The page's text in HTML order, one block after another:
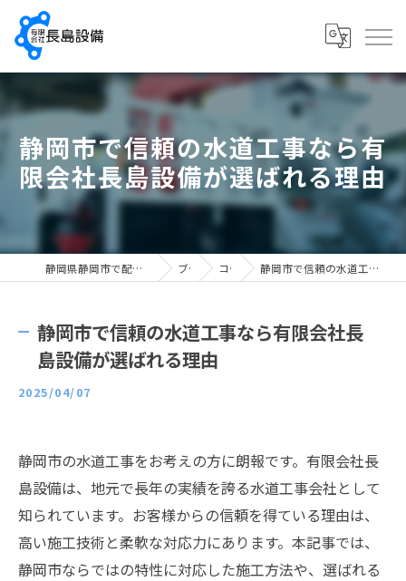
静岡市で信頼の水道工事なら有
限会社長島設備が選ばれる理由
静岡県静岡市で配管工の求人なら有限会社長島設備 ブログ コラム 静岡市で信頼の水道工事なら有限会社長島設備が選ばれる理由
静岡市で信頼の水道工事なら有限会社長
島設備が選ばれる理由
2025/04/07
静岡市の水道工事をお考えの方に朗報です。有限会社長
島設備は、地元で長年の実績を誇る水道工事会社として
知られています。お客様からの信頼を得ている理由は、
高い施工技術と柔軟な対応力にあります。本記事では、
静岡市ならではの特性に対応した施工方法や、選ばれる